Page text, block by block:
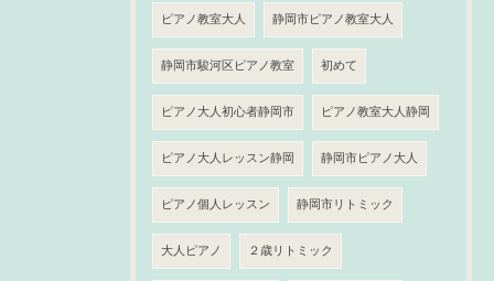
ピアノ教室大人 静岡市ピアノ教室大人
静岡市駿河区ピアノ教室 初めて
ピアノ大人初心者静岡市 ピアノ教室大人静岡
ピアノ大人レッスン静岡 静岡市ピアノ大人
ピアノ個人レッスン 静岡市リトミック
大人ピアノ ２歳リトミック